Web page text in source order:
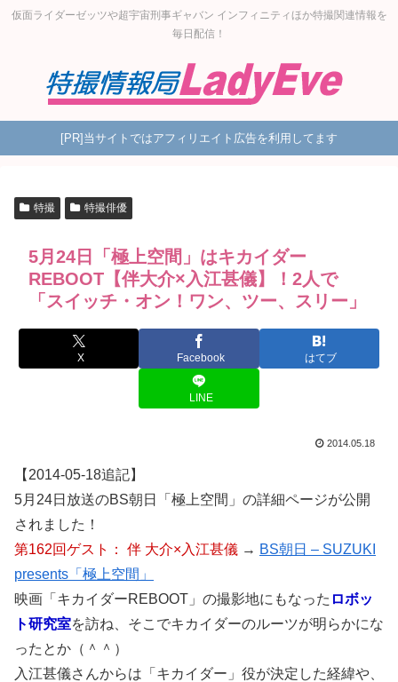
仮面ライダーゼッツや超宇宙刑事ギャバン インフィニティほか特撮関連情報を
毎日配信！
[PR]当サイトではアフィリエイト広告を利用してます
特撮 特撮俳優
5月24日「極上空間」はキカイダー
REBOOT【伴大介×入江甚儀】！2人で
「スイッチ・オン！ワン、ツー、スリー」
X Facebook はてブ
LINE
2014.05.18
【2014-05-18追記】
5月24日放送のBS朝日「極上空間」の詳細ページが公開
されました！
第162回ゲスト： 伴 大介×入江甚儀 → BS朝日 – SUZUKI
presents「極上空間」
映画「キカイダーREBOOT」の撮影地にもなった ロボッ
ト研究室を訪ね、そこでキカイダーのルーツが明らかにな
ったとか（＾＾）
入江甚儀さんからは「キカイダー」役が決定した経緯や、